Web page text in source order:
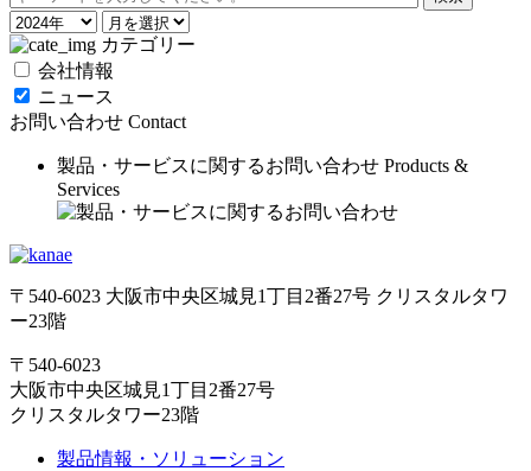
カテゴリー
会社情報
ニュース
お問い合わせ Contact
製品・サービスに関するお問い合わせ Products &
Services
〒540-6023 大阪市中央区城見1丁目2番27号 クリスタルタワ
ー23階
〒540-6023
大阪市中央区城見1丁目2番27号
クリスタルタワー23階
製品情報・ソリューション